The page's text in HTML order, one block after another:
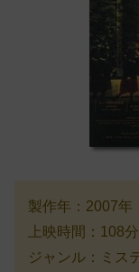
製作年：2007年
上映時間：108分
ジャンル：ミス